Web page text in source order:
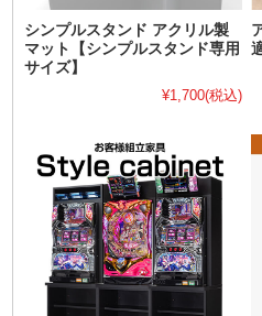
シンプルスタンド アクリル製
マット【シンプルスタンド専用
サイズ】
¥1,700(税込)